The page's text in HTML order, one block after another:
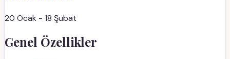
20 Ocak - 18 Şubat
Genel Özellikler